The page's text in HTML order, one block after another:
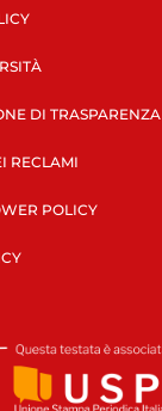
DI TRASPARENZA
RECLAMI
POLICY